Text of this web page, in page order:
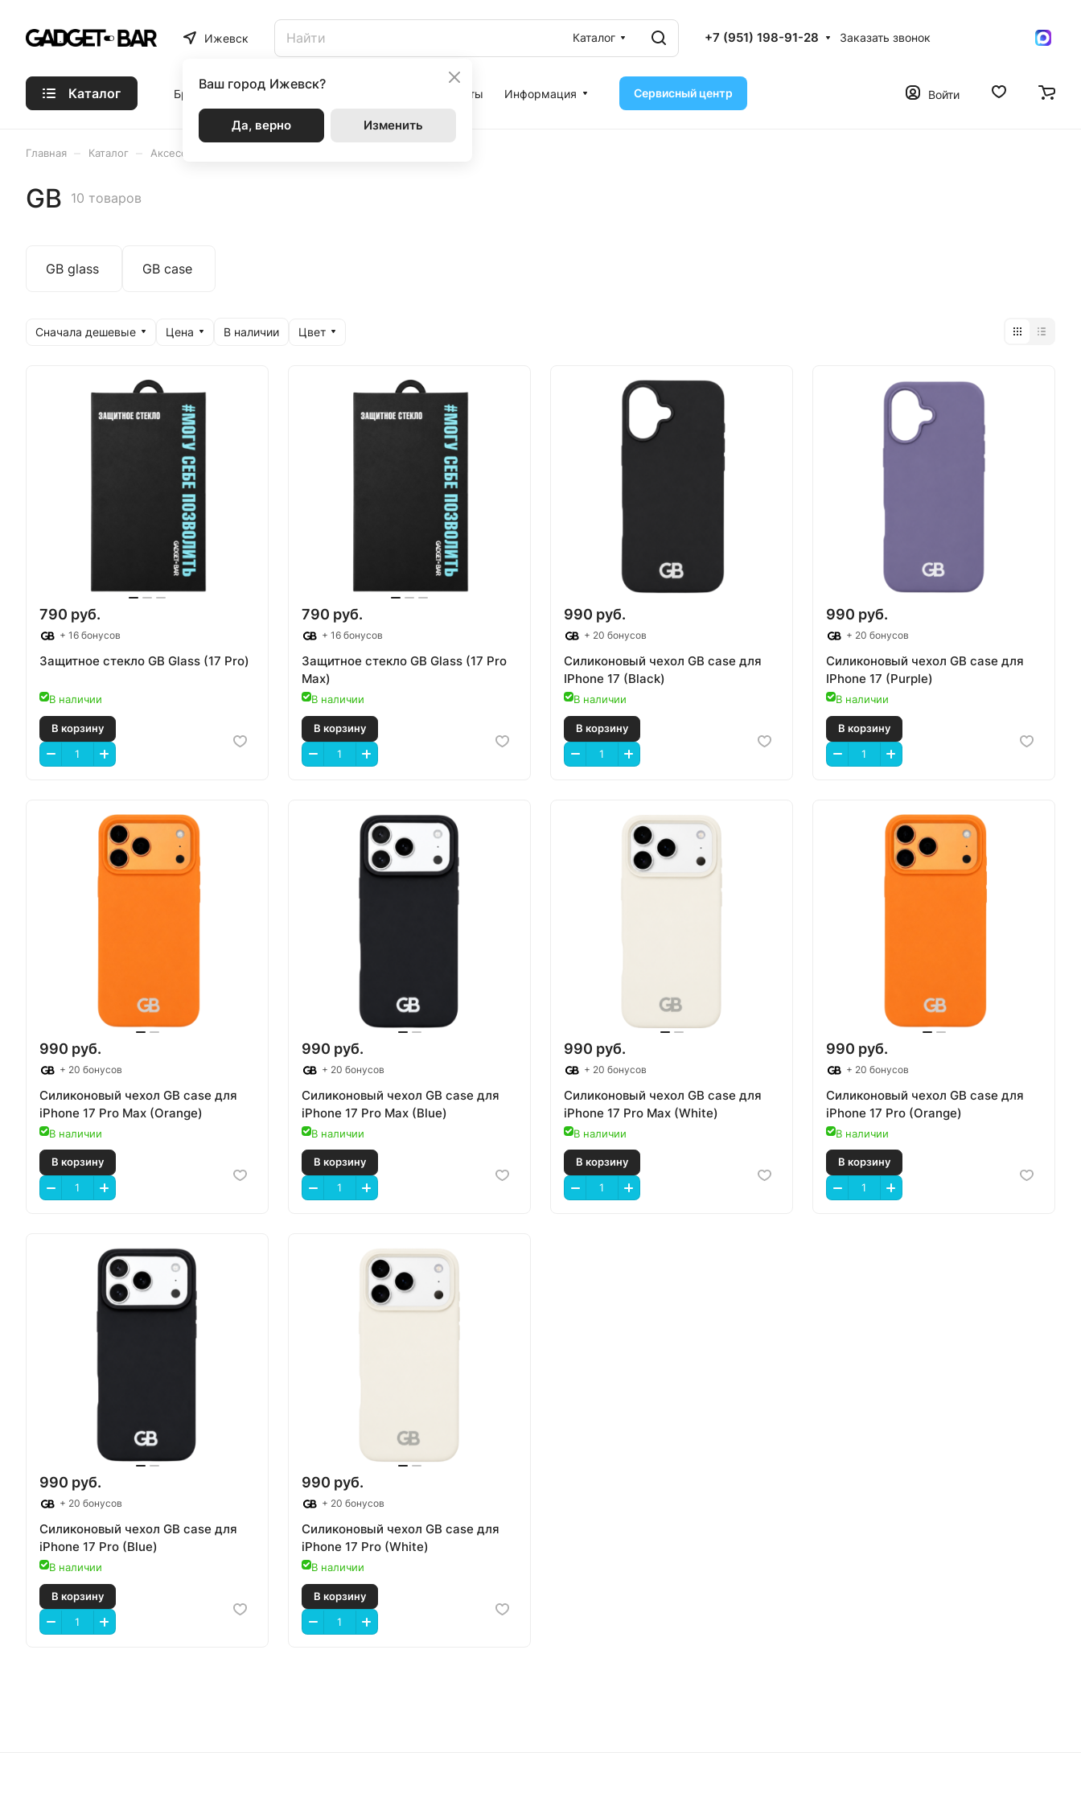
Ижевск
Ваш город Ижевск?
Да, верно Изменить
Каталог +7 (951) 198-91-28 Заказать звонок
Каталог Бренды Статьи Акции Контакты Информация Сервисный центр Войти
Главная Каталог Аксессуары
GB 10 товаров
GB glass GB case
Сначала дешевые Цена В наличии Цвет
790 руб.
+ 16 бонусов
Защитное стекло GB Glass (17 Pro)
В наличии
790 руб.
+ 16 бонусов
Защитное стекло GB Glass (17 Pro
Max)
В наличии
990 руб.
+ 20 бонусов
Силиконовый чехол GB case для
IPhone 17 (Black)
В наличии
990 руб.
+ 20 бонусов
Силиконовый чехол GB case для
IPhone 17 (Purple)
В наличии
990 руб.
+ 20 бонусов
Силиконовый чехол GB case для
iPhone 17 Pro Max (Orange)
В наличии
В корзину
990 руб.
+ 20 бонусов
Силиконовый чехол GB case для
iPhone 17 Pro Max (Blue)
В наличии
В корзину
990 руб.
+ 20 бонусов
Силиконовый чехол GB case для
iPhone 17 Pro Max (White)
В наличии
990 руб.
+ 20 бонусов
Силиконовый чехол GB case для
iPhone 17 Pro (Orange)
В наличии
990 руб.
+ 20 бонусов
Силиконовый чехол GB case для
iPhone 17 Pro (Blue)
В наличии
990 руб.
+ 20 бонусов
Силиконовый чехол GB case для
iPhone 17 Pro (White)
В наличии